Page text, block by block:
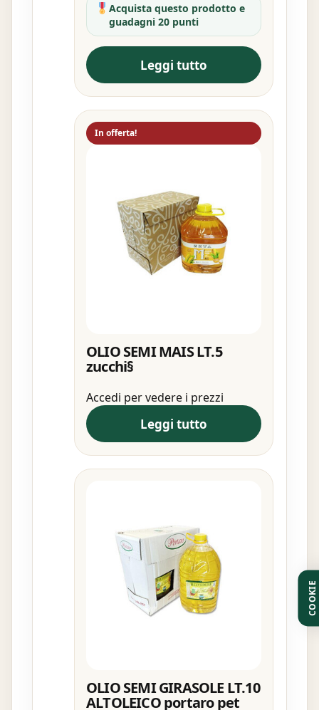
Acquista questo prodotto e
guadagni 20 punti
Leggi tutto
In offerta!
OLIO SEMI MAIS LT.5
zucchi§
Accedi per vedere i prezzi
Leggi tutto
OLIO SEMI GIRASOLE LT.10
ALTOLEICO portaro pet
COOKIE